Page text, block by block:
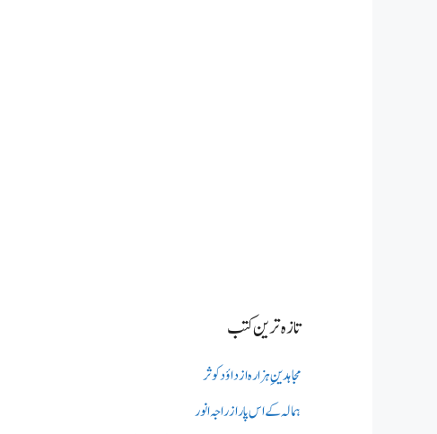
تازہ ترین کتب
مجاہدینِ ہزارہ از داؤد کوثر
ہمالہ کے اس پار از راجہ انور